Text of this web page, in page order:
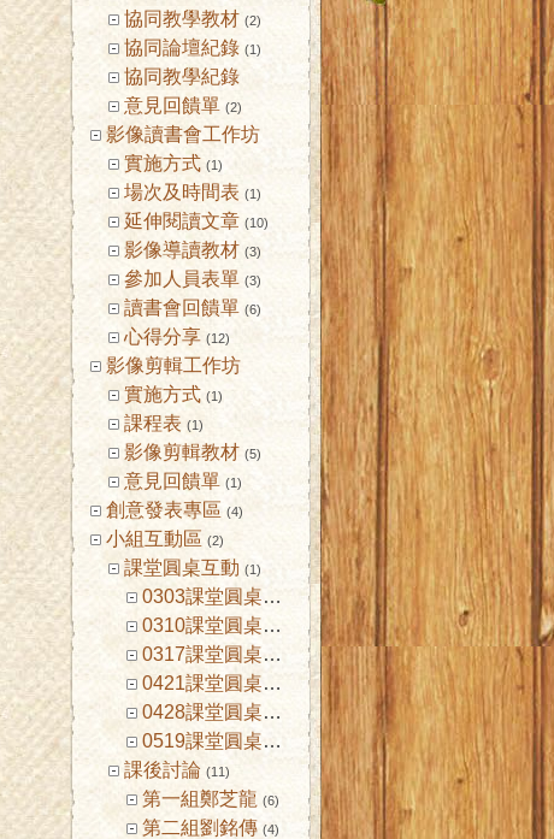
協同教學教材 (2)
協同論壇紀錄 (1)
協同教學紀錄
意見回饋單 (2)
影像讀書會工作坊
實施方式 (1)
場次及時間表 (1)
延伸閱讀文章 (10)
影像導讀教材 (3)
參加人員表單 (3)
讀書會回饋單 (6)
心得分享 (12)
影像剪輯工作坊
實施方式 (1)
課程表 (1)
影像剪輯教材 (5)
意見回饋單 (1)
創意發表專區 (4)
小組互動區 (2)
課堂圓桌互動 (1)
0303課堂圓桌討論 (3)
0310課堂圓桌討論 (3)
0317課堂圓桌討論 (3)
0421課堂圓桌討論 (3)
0428課堂圓桌討論 (3)
0519課堂圓桌討論 (4)
課後討論 (11)
第一組鄭芝龍 (6)
第二組劉銘傳 (4)